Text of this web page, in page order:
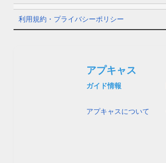
利用規約・プライバシーポリシー
アプキャス
ガイド情報
アプキャスについて